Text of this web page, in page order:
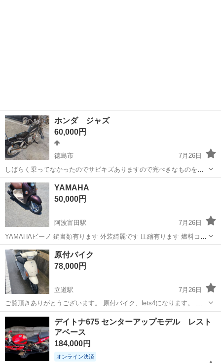
ホンダ ジャズ
60,000円
徳島市
7月26日
しばらく乗ってなかったのでサビキズありますので完ぺきなものを探
してる方はご遠慮くださいノーク レームノーリターンでおねが
いしますチェーンとリヤのスプロケットは交換が必要です交換部品は
ありますのでお付けします皆様からのご連...
徳島 徳島市
YAMAHA
50,000円
阿波富田駅
7月26日
YAMAHAビーノ 鍵書類有ります 外装綺麗です 圧縮有ります 燃料コッ
ク錆び無いです バッテリー充電してます 燃料モーター交換してくださ
い
徳島 徳島市 阿波富田駅
原付バイク
78,000円
立道駅
7月26日
ご覧頂きありがとうございます。 原付バイク、lets4になります。 車
体自体は傷などありますが走行に問題ありません。 バッテリー去年の
11月交換済み。 オイル交換2月中旬にしてます。 自賠責は9年10月ま
で有効です 他に聞き...
徳島 板野郡 立道駅
デイトナ675 センターアップモデル レスト
アベース
184,000円
オンライン決済